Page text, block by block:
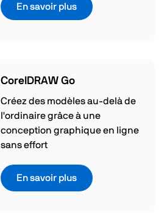
En savoir plus
CorelDRAW Go
Créez des modèles au-delà de
l'ordinaire grâce à une
conception graphique en ligne
sans effort
En savoir plus